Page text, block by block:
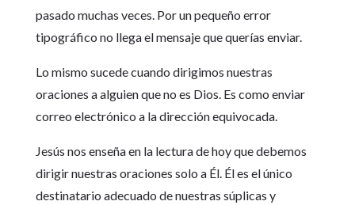
pasado muchas veces. Por un pequeño error
tipográfico no llega el mensaje que querías enviar.
Lo mismo sucede cuando dirigimos nuestras
oraciones a alguien que no es Dios. Es como enviar
correo electrónico a la dirección equivocada.
Jesús nos enseña en la lectura de hoy que debemos
dirigir nuestras oraciones solo a Él. Él es el único
destinatario adecuado de nuestras súplicas y